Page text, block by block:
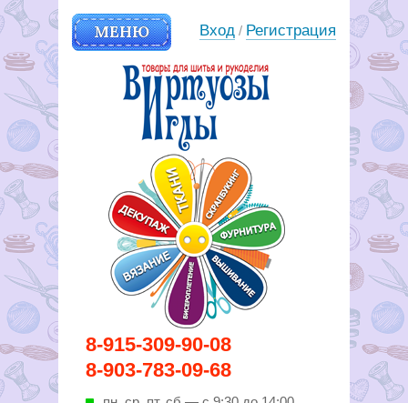
8-915-309-90-08
8-903-783-09-68
МЕНЮ
Вирутозы иглы. Товары для
шитья и рукоделья
Вход / Регистрация